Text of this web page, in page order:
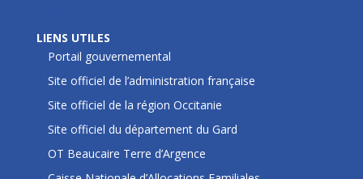
LIENS UTILES
Portail gouvernemental
Site officiel de l’administration française
Site officiel de la région Occitanie
Site officiel du département du Gard
OT Beaucaire Terre d’Argence